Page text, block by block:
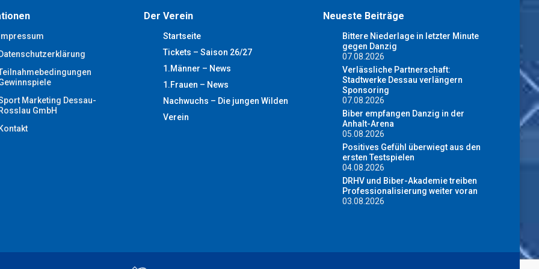
Impressum
Datenschutzerklärung
Marketing Dessau-
Rosslau GmbH
Kontakt
Der Verein
Startseite
Tickets – Saison 26/27
1.Männer – News
1.Frauen – News
Nachwuchs – Die jungen Wilden
Verein
Neueste Beiträge
Bittere Niederlage in letzter Minute
gegen Danzig
07.08.2026
Verlässliche Partnerschaft:
Stadtwerke Dessau verlängern
Sponsoring
07.08.2026
Biber empfangen Danzig in der
Anhalt-Arena
05.08.2026
Positives Gefühl überwiegt aus den
ersten Testspielen
04.08.2026
DRHV und Biber-Akademie treiben
Professionalisierung weiter voran
03.08.2026